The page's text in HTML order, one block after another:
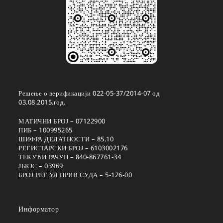
Решење о верификацији 022-05-37/2014-07 од
03.08.2015.год.
МАТИЧНИ БРОЈ – 07122900
ПИБ – 100995265
ШИФРА ДЕЛАТНОСТИ – 85.10
РЕГИСТАРСКИ БРОЈ – 6103002176
ТЕКУЋИ РАЧУН – 840-867761-34
ЈБКЈС – 03969
БРОЈ РЕГ УЛ ПРИВ СУДА – 5-126-00
Информатор